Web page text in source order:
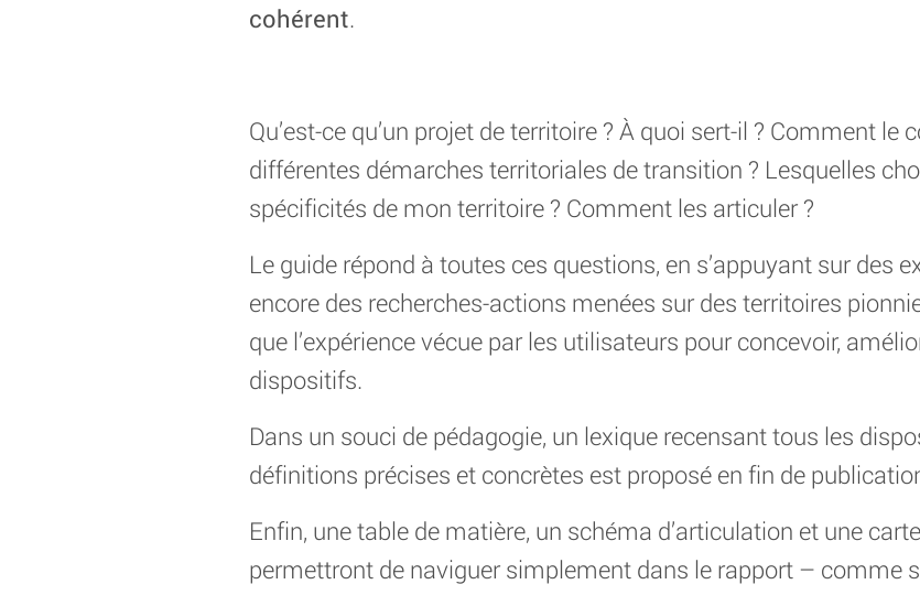
cohérent.
Qu’est-ce qu’un projet de territoire ? À quoi sert-il ? Comment le
différentes démarches territoriales de transition ? Lesquelles
spécificités de mon territoire ? Comment les articuler ?
Le guide répond à toutes ces questions, en s’appuyant sur des
encore des recherches-actions menées sur des territoires
que l’expérience vécue par les utilisateurs pour concevoir,
dispositifs.
Dans un souci de pédagogie, un lexique recensant tous les
définitions précises et concrètes est proposé en fin de
Enfin, une table de matière, un schéma d’articulation et une
permettront de naviguer simplement dans le rapport – comme